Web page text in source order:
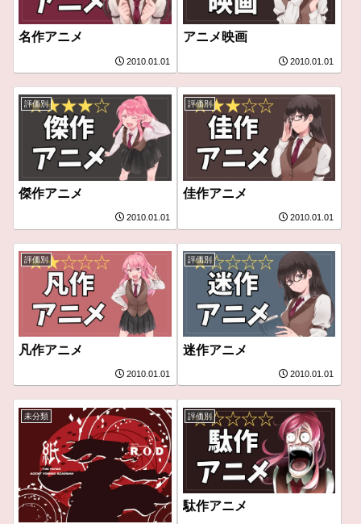
名作アニメ
2010.01.01
アニメ映画
2010.01.01
評価別
傑作アニメ
2010.01.01
評価別
佳作アニメ
2010.01.01
評価別
凡作アニメ
2010.01.01
評価別
迷作アニメ
2010.01.01
未分類 評価別
駄作アニメ